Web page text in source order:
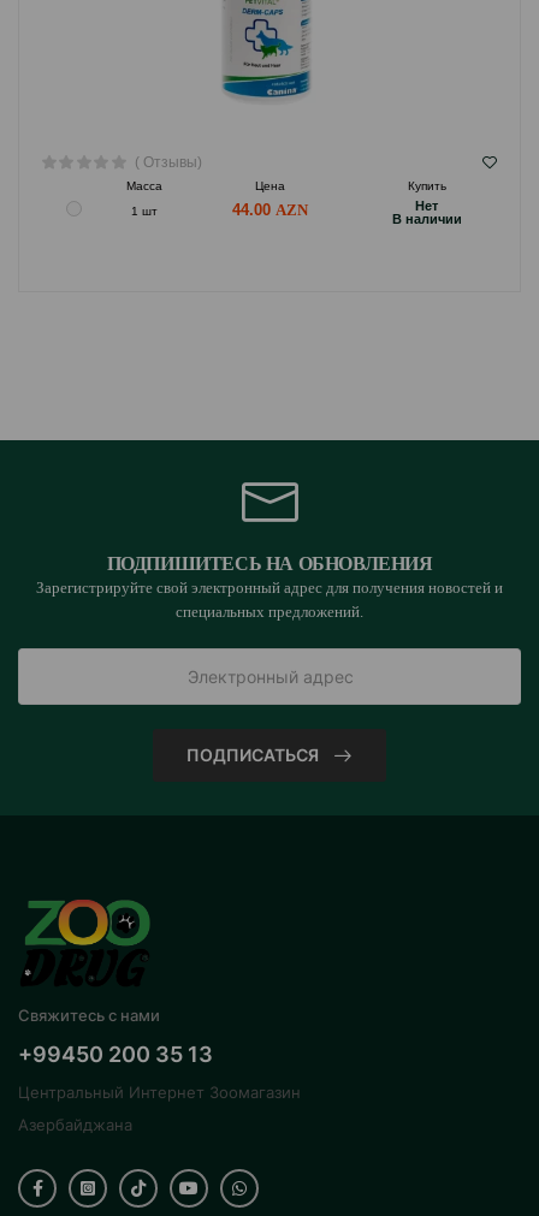
( Отзывы)
Масса Цена
Купить
1 шт
44.00
Hет
B наличии
ПОДПИШИТЕСЬ НА ОБНОВЛЕНИЯ
Зарегистрируйте свой электронный адрес для получения новостей и
специальных предложений.
ПОДПИСАТЬСЯ
Свяжитесь с нами
+99450 200 35 13
Центральный Интернет Зоомагазин
Азербайджана